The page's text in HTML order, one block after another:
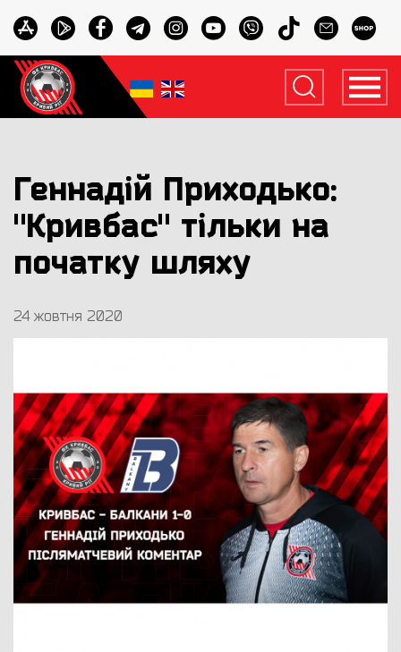
Геннадій Приходько:
"Кривбас" тільки на
початку шляху
24 жовтня 2020